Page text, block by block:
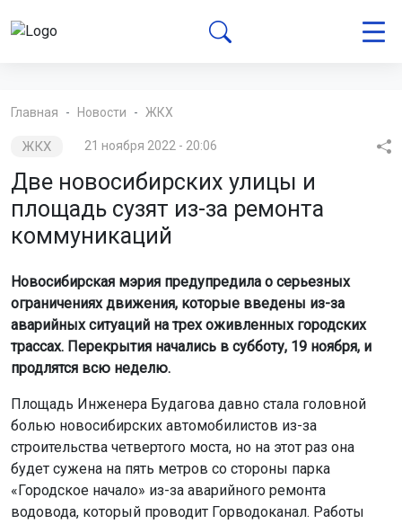
Главная Новости ЖКХ
ЖКХ 21 ноября 2022 - 20:06
Две новосибирских улицы и
площадь сузят из-за ремонта
коммуникаций
Новосибирская мэрия предупредила о серьезных
ограничениях движения, которые введены из-за
аварийных ситуаций на трех оживленных городских
трассах. Перекрытия начались в субботу, 19 ноября, и
продлятся всю неделю.
Площадь Инженера Будагова давно стала головной
болью новосибирских автомобилистов из-за
строительства четвертого моста, но на этот раз она
будет сужена на пять метров со стороны парка
«Городское начало» из-за аварийного ремонта
водовода, который проводит Горводоканал. Работы